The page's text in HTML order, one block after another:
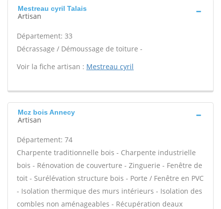
Mestreau cyril Talais
Artisan
Département: 33
Décrassage / Démoussage de toiture -
Voir la fiche artisan : Mestreau cyril
Mcz bois Annecy
Artisan
Département: 74
Charpente traditionnelle bois - Charpente industrielle
bois - Rénovation de couverture - Zinguerie - Fenêtre de
toit - Surélévation structure bois - Porte / Fenêtre en PVC
- Isolation thermique des murs intérieurs - Isolation des
combles non aménageables - Récupération deaux